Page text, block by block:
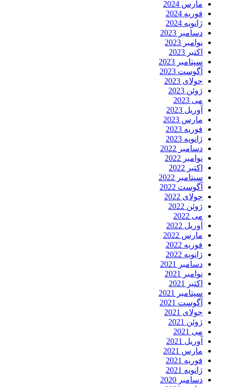
مارس 2024
فوریه 2024
ژانویه 2024
دسامبر 2023
نوامبر 2023
اکتبر 2023
سپتامبر 2023
آگوست 2023
جولای 2023
ژوئن 2023
می 2023
آوریل 2023
مارس 2023
فوریه 2023
ژانویه 2023
دسامبر 2022
نوامبر 2022
اکتبر 2022
سپتامبر 2022
آگوست 2022
جولای 2022
ژوئن 2022
می 2022
آوریل 2022
مارس 2022
فوریه 2022
ژانویه 2022
دسامبر 2021
نوامبر 2021
اکتبر 2021
سپتامبر 2021
آگوست 2021
جولای 2021
ژوئن 2021
می 2021
آوریل 2021
مارس 2021
فوریه 2021
ژانویه 2021
دسامبر 2020